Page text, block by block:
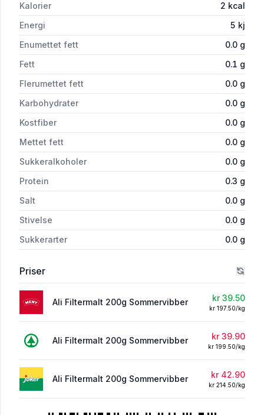
Kalorier 2 kcal
Energi
5 kj
Enumettet fett
0.0 g
Fett
0.1 g
Flerumettet fett
0.0 g
Karbohydrater
0.0 g
Kostfiber
0.0 g
Mettet fett
0.0 g
Sukkeralkoholer
0.0 g
Protein
0.3 g
Salt
0.0 g
Stivelse
0.0 g
Sukkerarter
0.0 g
Priser
Ali Filtermalt 200g Sommervibber kr 39.50
kr 197.50/kg
Ali Filtermalt 200g Sommervibber kr 39.90
kr 199.50/kg
Ali Filtermalt 200g Sommervibber kr 42.90
kr 214.50/kg